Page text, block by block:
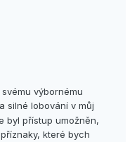
výbornému
silné lobování v můj
byl přístup umožněn,
které bych